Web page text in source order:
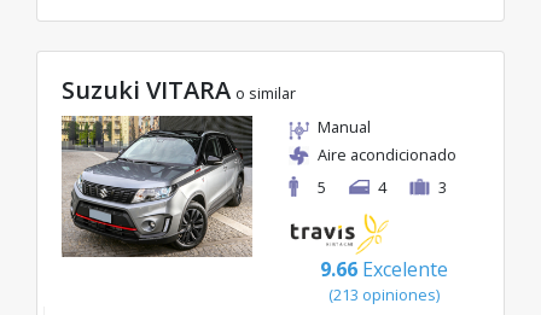
Suzuki VITARA o similar
Manual
Aire acondicionado
5
4 3
9.66 Excelente
(213 opiniones)